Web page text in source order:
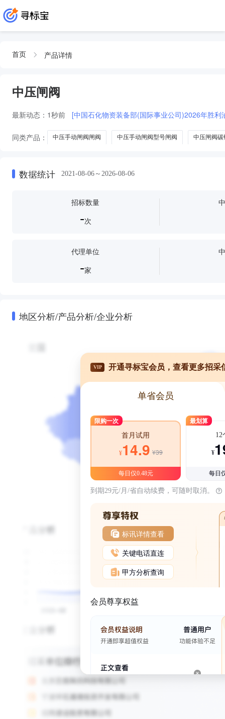
首页 产品详情
中压闸阀
最新动态： 1秒前 [中国石化物资装备部(国际事业公司)2026年胜
同类产品： 中压手动闸阀闸阀 中压手动闸阀型号闸阀 中压闸阀碳
数据统计 2021-08-06～2026-08-06
招标数量
-次
代理单位
-家
地区分析/产品分析/企业分析
VIP 开通寻标宝会员，查看更多招采
单省会员
限购一次
首月试用
¥14.9 ¥39
每日仅0.48元
最划算
12
¥
每日
到期29元/月/省自动续费，可随时取消。
标讯详情查看
关键电话直连
甲方分析查询
会员尊享权益